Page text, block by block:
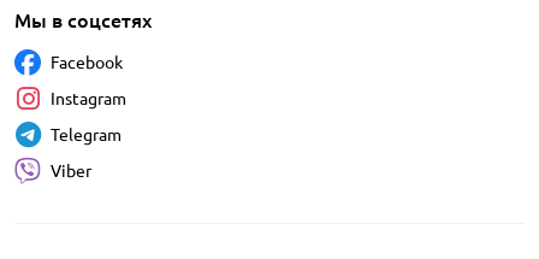
Мы в соцсетях
Facebook
Instagram
Telegram
Viber